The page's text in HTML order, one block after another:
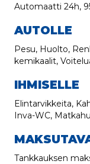
Automaatti 24h,
AUTOLLE
Pesu, Huolto,
kemikaalit,
IHMISELLE
Elintarvikkeita,
Inva-WC,
Tankkauksen